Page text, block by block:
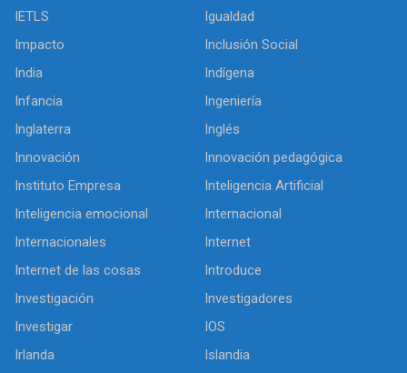
IETLS
Igualdad
Impacto
Inclusión Social
India
Indígena
Infancia
Ingeniería
Inglaterra
Inglés
Innovación
Innovación pedagógica
Instituto Empresa
Inteligencia Artificial
Inteligencia emocional
Internacional
Internacionales
Internet
Internet de las cosas
Introduce
Investigación
Investigadores
Investigar
IOS
Irlanda
Islandia